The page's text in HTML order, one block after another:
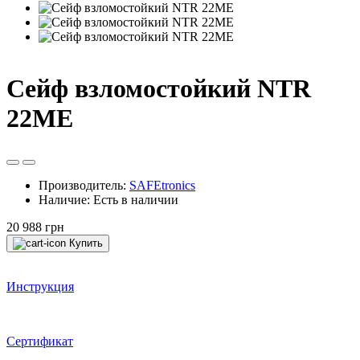
Сейф взломостойкий NTR
22MЕ
Производитель: SAFEtronics
Наличие: Есть в наличии
20 988 грн
Купить
Инструкция
Сертификат